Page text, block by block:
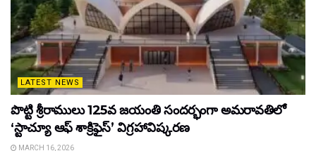
LATEST NEWS
పొట్టి శ్రీరాములు 125వ జయంతి సందర్భంగా అమరావతిలో
‘స్టాచ్యూ ఆఫ్ శాక్రిఫైస్’ విగ్రహావిష్కరణ
MARCH 16, 2026